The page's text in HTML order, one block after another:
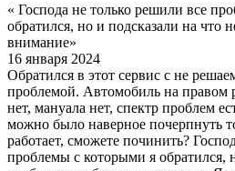
« Господа не только решили все
обратился, но и подсказали на что
внимание»
16 января 2024
Обратился в этот сервис с не
проблемой. Автомобиль на правом
нет, мануала нет, спектр проблем
можно было наверное почерпнуть
работает, сможете починить?
проблемы с которыми я обратился,